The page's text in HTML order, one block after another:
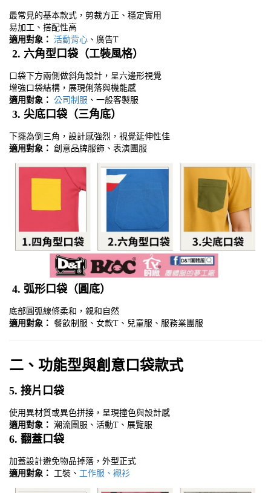
最常見的基本款式，剪裁方正、穩定實用
易加工、搭配性高
適用對象： 活動背心 、廣告T
2. 六角型口袋（工裝風格）
口袋下方兩側做斜角設計，呈六邊形視覺
增強口袋結構，展現俐落與機能感
適用對象： 公司制服 、一般客製服
3. 尖底口袋（三角底）
下擺為倒三角，設計感強烈，視覺延伸性佳
適用對象： 創意品牌服飾、表演團服
4. 弧形口袋（圓底）
底部圓弧線條柔和，親和自然
適用對象： 餐飲制服、女款T、兒童服、服務業團服
二、功能型與創意口袋款式
5. 接片口袋
使用異材質或異色拼接，呈現撞色與設計感
適用對象： 潮流團服、活動T、展覽服
6. 翻蓋口袋
加蓋設計避免物品掉落，外型正式
適用對象：
工裝、 工作服、襯衫